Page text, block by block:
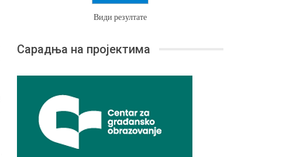
Види резултате
Сарадња на пројектима